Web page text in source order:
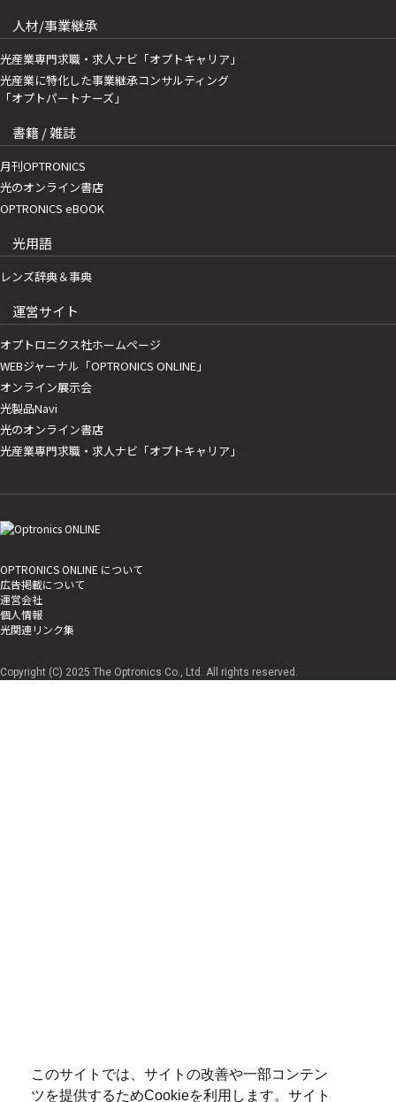
このサイトでは、サイトの改善や一部コンテン
ツを提供するためCookieを利用します。サイト
人材/事業継承
光産業専門求職・求人ナビ「オプトキャリア」
光産業に特化した事業継承コンサルティング
「オプトパートナーズ」
書籍 / 雑誌
月刊OPTRONICS
光のオンライン書店
OPTRONICS eBOOK
光用語
レンズ辞典＆事典
運営サイト
オプトロニクス社ホームページ
WEBジャーナル「OPTRONICS ONLINE」
オンライン展示会
光製品Navi
光のオンライン書店
光産業専門求職・求人ナビ「オプトキャリア」
OPTRONICS ONLINE について
広告掲載について
運営会社
個人情報
光関連リンク集
Copyright (C) 2025 The Optronics Co., Ltd. All rights reserved.